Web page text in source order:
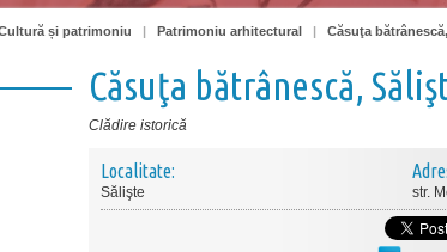
și patrimoniu | Patrimoniu arhitectural | Căsuţa
Căsuţa bătrânescă,
Clădire istorică
Localitate:
Sălişte str.